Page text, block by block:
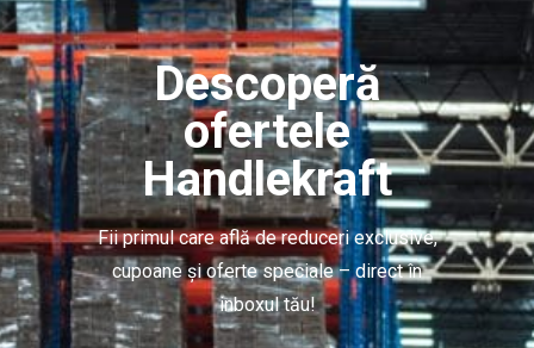
Descoperă
ofertele
Handlekraft
Fii primul care află de reduceri exclusive,
cupoane și oferte speciale – direct în
inboxul tău!